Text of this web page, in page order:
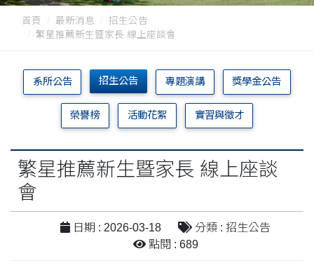
首頁 最新消息
招生公告
繁星推薦新生暨家長 線上座談會
系所公告 招生公告 專題演講 獎學金公告
榮譽榜 活動花絮 實習與徵才
繁星推薦新生暨家長 線上座談
會
日期 : 2026-03-18
分類 : 招生公告
點閱 : 689